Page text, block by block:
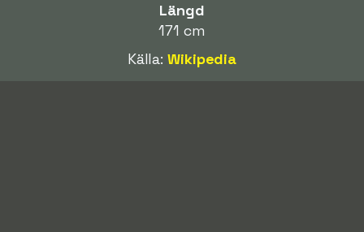
Längd
171 cm
Källa:Wikipedia